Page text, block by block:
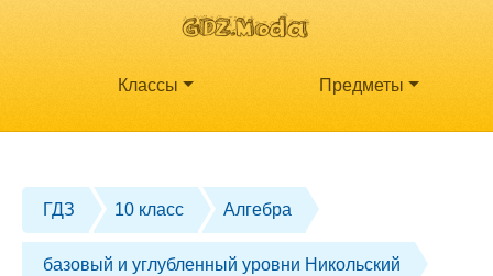
Классы Предметы
ГДЗ 10 класс Алгебра
базовый и углубленный уровни Никольский